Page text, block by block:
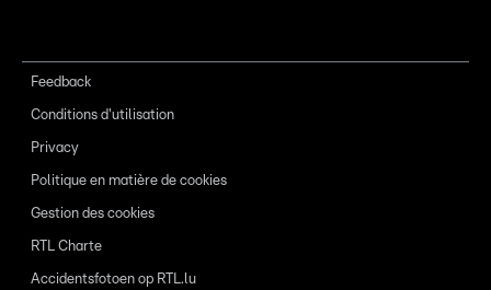
Feedback
Conditions d'utilisation
Privacy
Politique en matière de cookies
Gestion des cookies
RTL Charte
Accidentsfotoen op RTL.lu